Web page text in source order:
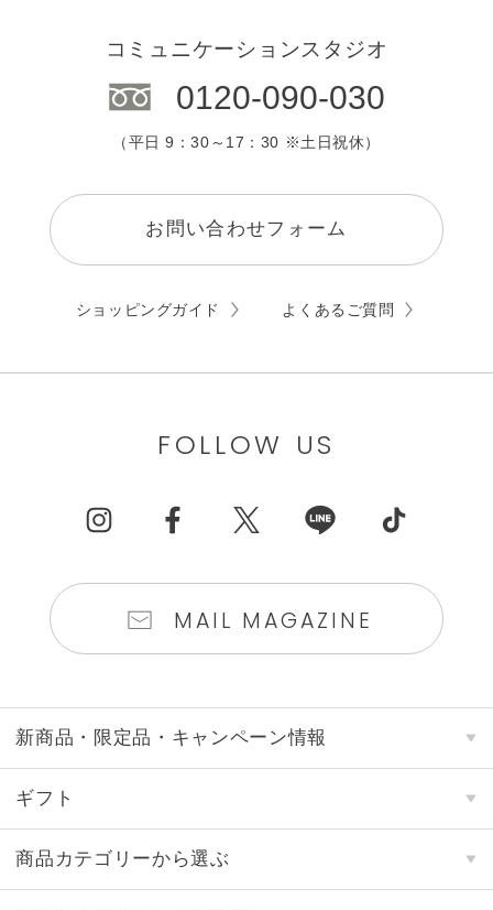
コミュニケーションスタジオ
0120-090-030
（平日 9：30～17：30 ※土日祝休）
お問い合わせフォーム
ショッピングガイド よくあるご質問
FOLLOW US
MAIL MAGAZINE
新商品・限定品・キャンペーン情報
ギフト
商品カテゴリーから選ぶ